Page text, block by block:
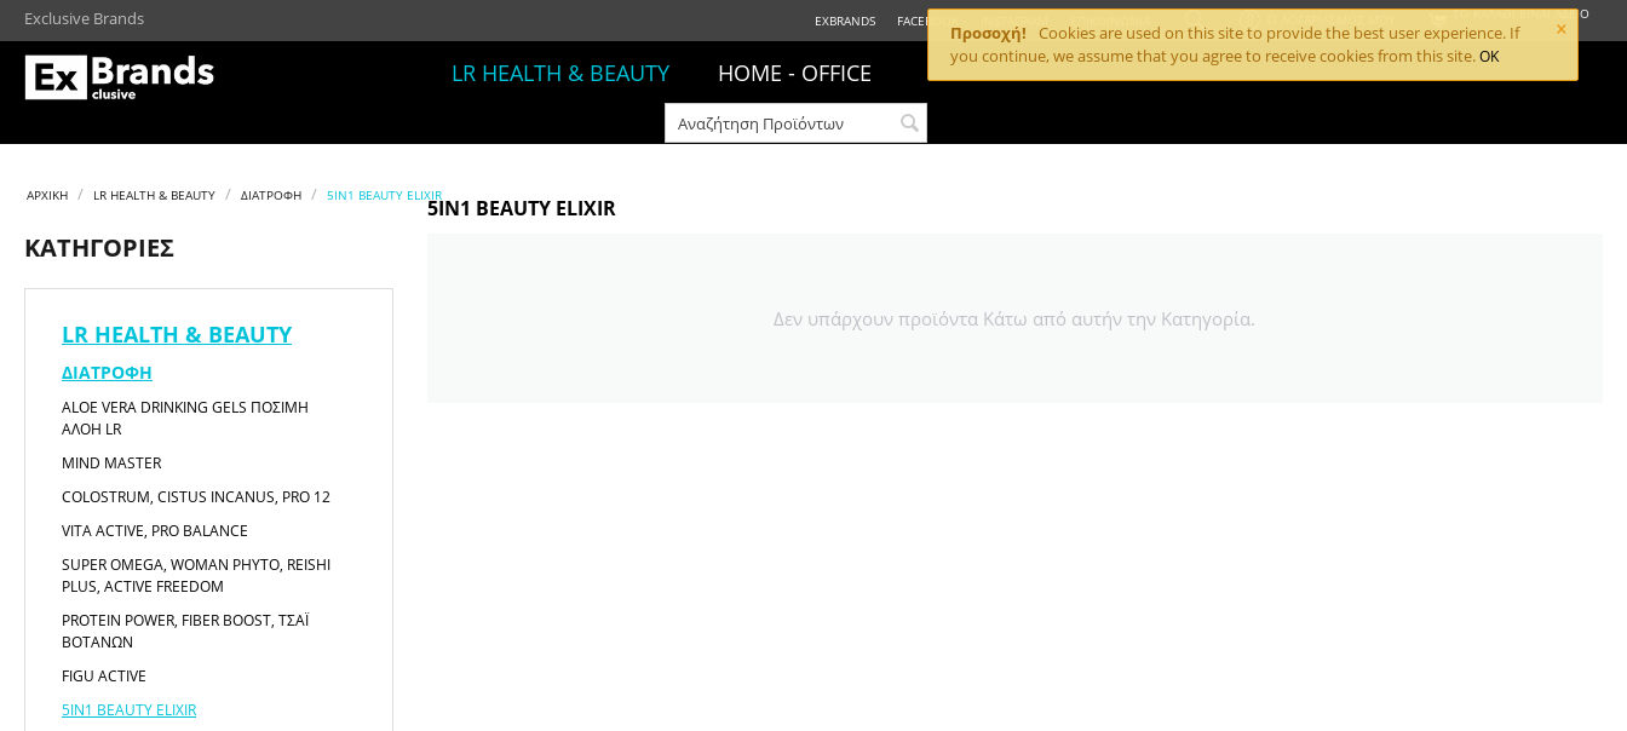
×
Προσοχή!
Cookies are used on this site to provide the best user experience. If
you continue, we assume that you agree to receive cookies from this site.OK
Exclusive Brands ΤΟ ΚΑΛΆΘΙ ΕΊΝΑΙ ΆΔΕΙΟ
EXBRANDS FACEBOOK
LR HEALTH & BEAUTY HOME - OFFICE
ΑΡΧΙΚΉ / LR HEALTH & BEAUTY / ΔΙΑΤΡΟΦΉ / 5IN1 BEAUTY ELIXIR
ΚΑΤΗΓΟΡΊΕΣ
LR HEALTH & BEAUTY
ΔΙΑΤΡΟΦΉ
ALOE VERA DRINKING GELS ΠΌΣΙΜΗ
ΑΛΌΗ LR
MIND MASTER
COLOSTRUM, CISTUS INCANUS, PRO 12
VITA ACTIVE, PRO BALANCE
SUPER OMEGA, WOMAN PHYTO, REISHI
PLUS, ACTIVE FREEDOM
PROTEIN POWER, FIBER BOOST, ΤΣΆΙ
ΒΟΤΆΝΩΝ
FIGU ACTIVE
5IN1 BEAUTY ELIXIR
5IN1 BEAUTY ELIXIR
Δεν υπάρχουν προϊόντα Κάτω από αυτήν την Κατηγορία.